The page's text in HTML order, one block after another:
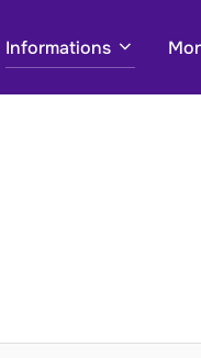
Informations